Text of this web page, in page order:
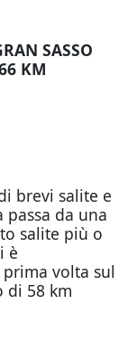
SASSO
KM
brevi salite e
passa da una
salite più o
è
volta sul
di 58 km